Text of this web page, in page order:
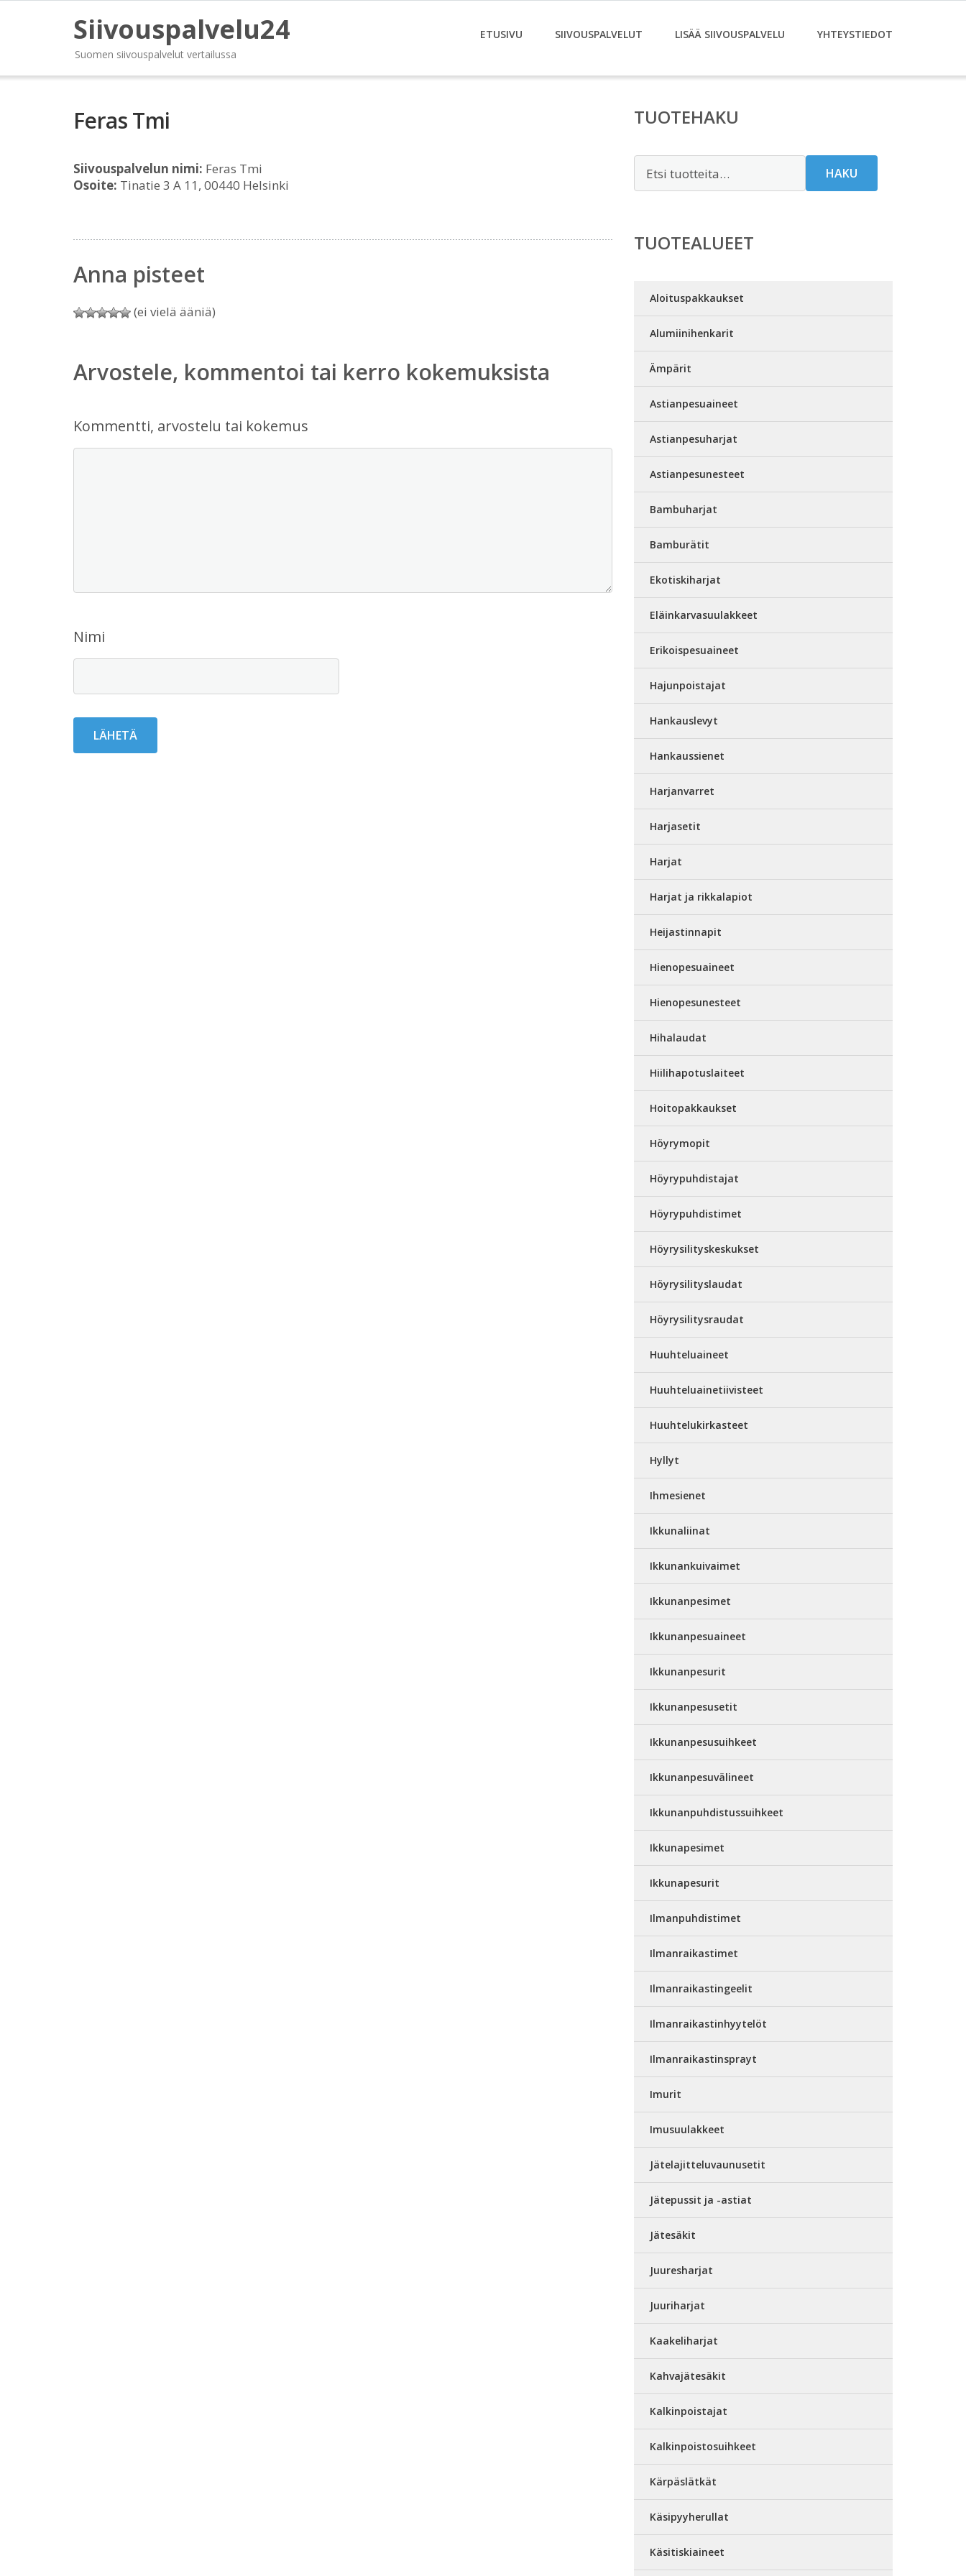
Siivouspalvelu24
Suomen siivouspalvelut vertailussa
ETUSIVU SIIVOUSPALVELUT LISÄÄ SIIVOUSPALVELU YHTEYSTIEDOT
Feras Tmi
Siivouspalvelun nimi: Feras Tmi
Osoite: Tinatie 3 A 11, 00440 Helsinki
Anna pisteet
(ei vielä ääniä)
Arvostele, kommentoi tai kerro kokemuksista
Kommentti, arvostelu tai kokemus
Nimi
TUOTEHAKU
HAKU
TUOTEALUEET
Aloituspakkaukset
Alumiinihenkarit
Ämpärit
Astianpesuaineet
Astianpesuharjat
Astianpesunesteet
Bambuharjat
Bamburätit
Ekotiskiharjat
Eläinkarvasuulakkeet
Erikoispesuaineet
Hajunpoistajat
Hankauslevyt
Hankaussienet
Harjanvarret
Harjasetit
Harjat
Harjat ja rikkalapiot
Heijastinnapit
Hienopesuaineet
Hienopesunesteet
Hihalaudat
Hiilihapotuslaiteet
Hoitopakkaukset
Höyrymopit
Höyrypuhdistajat
Höyrypuhdistimet
Höyrysilityskeskukset
Höyrysilityslaudat
Höyrysilitysraudat
Huuhteluaineet
Huuhteluainetiivisteet
Huuhtelukirkasteet
Hyllyt
Ihmesienet
Ikkunaliinat
Ikkunankuivaimet
Ikkunanpesimet
Ikkunanpesuaineet
Ikkunanpesurit
Ikkunanpesusetit
Ikkunanpesusuihkeet
Ikkunanpesuvälineet
Ikkunanpuhdistussuihkeet
Ikkunapesimet
Ikkunapesurit
Ilmanpuhdistimet
Ilmanraikastimet
Ilmanraikastingeelit
Ilmanraikastinhyytelöt
Ilmanraikastinsprayt
Imurit
Imusuulakkeet
Jätelajitteluvaunusetit
Jätepussit ja -astiat
Jätesäkit
Juuresharjat
Juuriharjat
Kaakeliharjat
Kahvajätesäkit
Kalkinpoistajat
Kalkinpoistosuihkeet
Kärpäslätkät
Käsipyyherullat
Käsitiskiaineet